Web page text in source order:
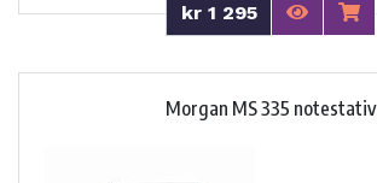
kr 1 295
Morgan MS 335 notestativ